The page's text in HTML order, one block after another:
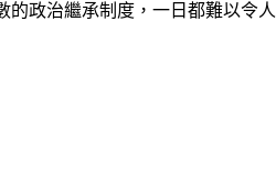
政治繼承制度，一日都難以令人